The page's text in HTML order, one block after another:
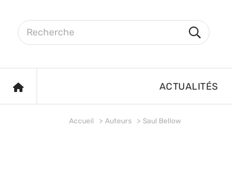
Rechercher sur le site
ACCUEIL ACTUALITÉS
Accueil Auteurs Saul Bellow